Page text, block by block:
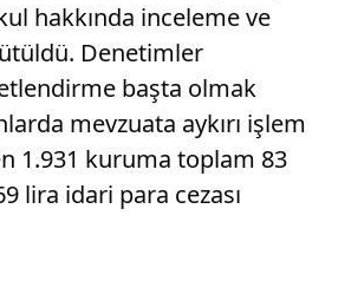
hakkında inceleme ve
Denetimler
başta olmak
mevzuata aykırı işlem
1.931 kuruma toplam 83
lira idari para cezası